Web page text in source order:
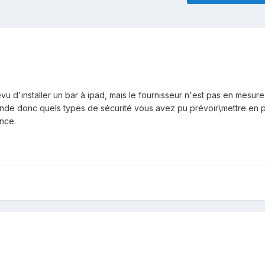
d'installer un bar à ipad, mais le fournisseur n'est pas en
donc quels types de sécurité vous avez pu prévoir\mettre en